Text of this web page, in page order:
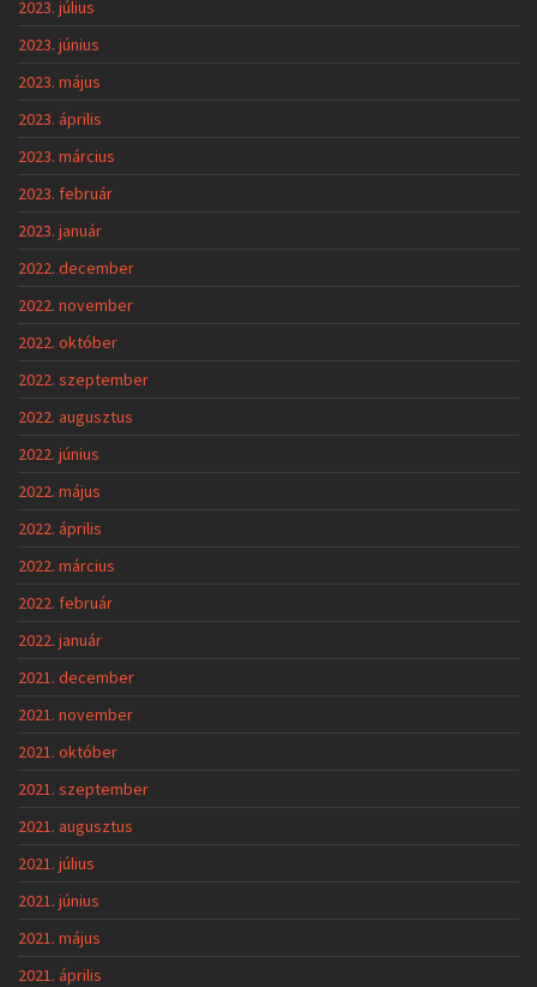
2023. július
2023. június
2023. május
2023. április
2023. március
2023. február
2023. január
2022. december
2022. november
2022. október
2022. szeptember
2022. augusztus
2022. június
2022. május
2022. április
2022. március
2022. február
2022. január
2021. december
2021. november
2021. október
2021. szeptember
2021. augusztus
2021. július
2021. június
2021. május
2021. április